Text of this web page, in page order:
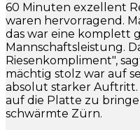
60 Minuten exzellent
waren hervorragend.
das war eine komplett
Mannschaftsleistung.
Riesenkompliment",
mächtig stolz war auf
absolut starker Auftritt.
auf die Platte zu
schwärmte Zürn.